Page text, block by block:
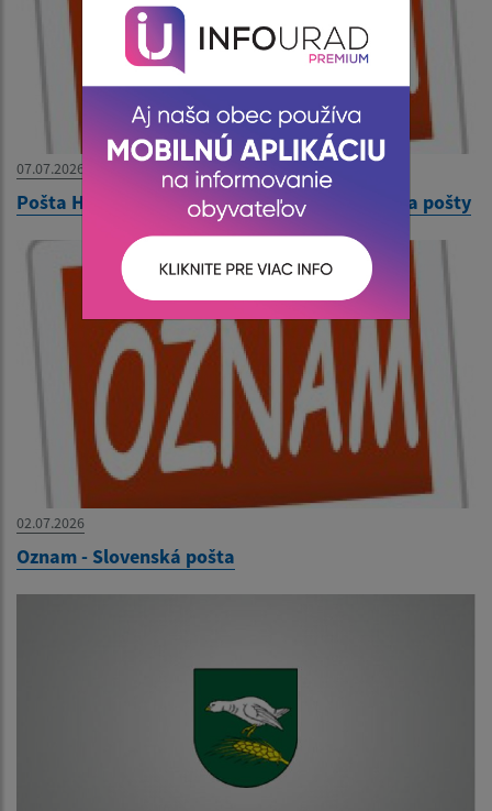
07.07.2026
Pošta Hraň - oznámenie dočasného zatvorenia pošty
02.07.2026
Oznam - Slovenská pošta